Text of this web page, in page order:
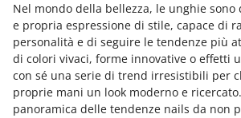
Nel mondo della bellezza, le unghie sono
e propria espressione di stile, capace di
personalità e di seguire le tendenze più
di colori vivaci, forme innovative o effetti
con sé una serie di trend irresistibili per
proprie mani un look moderno e
panoramica delle tendenze nails da non